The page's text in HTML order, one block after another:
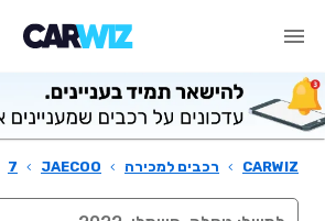
CARWIZ
› רכבים למכירה ›
JAECOO
›
7